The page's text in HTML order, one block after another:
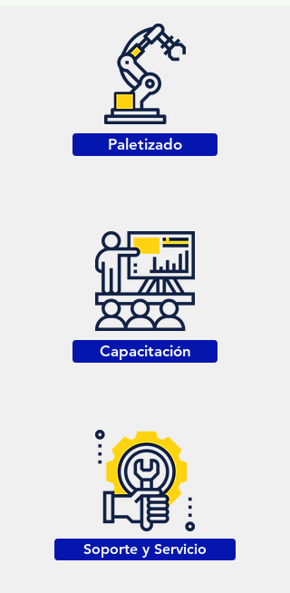
Paletizado
Capacitación
Soporte y Servicio